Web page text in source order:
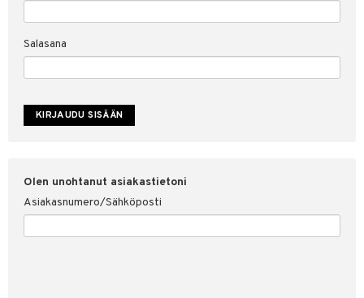
Lelut, Lapsi & Vauva
Tuotemerkkejä
Salasana
Olen unohtanut asiakastietoni
Asiakasnumero/Sähköposti
myyntiehdot
suojaus